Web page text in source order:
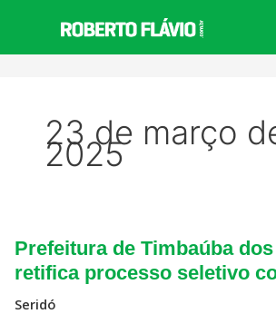
o
23 de março
2025
Prefeitura de Timbaúba
retifica processo seletivo
Seridó
Prefeitura
de
Timbaúba
dos